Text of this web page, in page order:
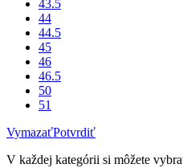
43.5
44
44.5
45
46
46.5
50
51
VymazaťPotvrdiť
V každej kategórii si môžete